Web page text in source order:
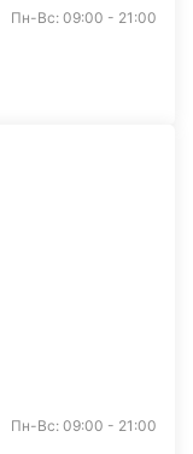
Пн-Вс: 09:00 - 21:00
Пн-Вс: 09:00 - 21:00